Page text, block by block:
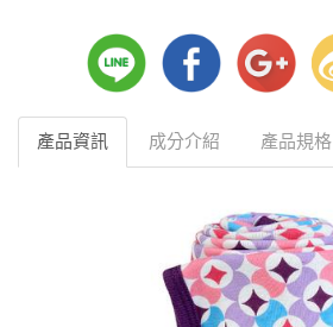
產品資訊 成分介紹 產品規格